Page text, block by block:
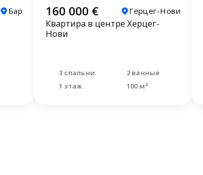
Бар 160 000 € Герцег-Нови
Квартира в центре Херцег-
Нови
3 спальни
2 ванные
1 этаж
100 м²